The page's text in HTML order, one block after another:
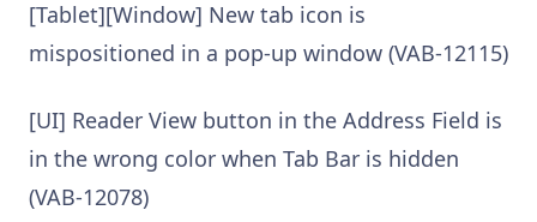
[Tablet][Window] New tab icon is
mispositioned in a pop-up window (VAB-12115)
[UI] Reader View button in the Address Field is
in the wrong color when Tab Bar is hidden
(VAB-12078)